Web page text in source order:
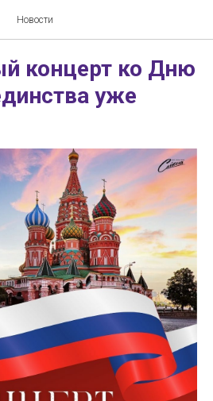
Новости
концерт ко Дню
уже